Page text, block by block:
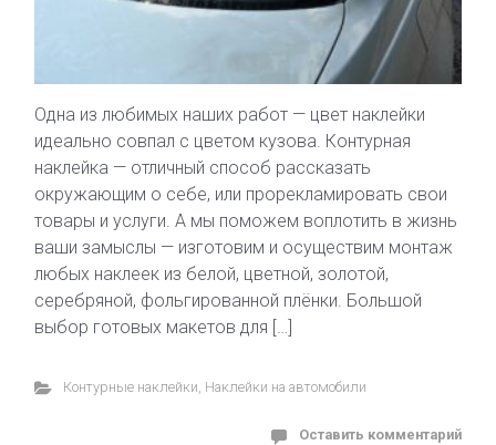
Одна из любимых наших работ — цвет наклейки
идеально совпал с цветом кузова. Контурная
наклейка — отличный способ рассказать
окружающим о себе, или прорекламировать свои
товары и услуги. А мы поможем воплотить в жизнь
ваши замыслы — изготовим и осуществим монтаж
любых наклеек из белой, цветной, золотой,
серебряной, фольгированной плёнки. Большой
выбор готовых макетов для […]
Контурные наклейки, Наклейки на автомобили
Оставить комментарий